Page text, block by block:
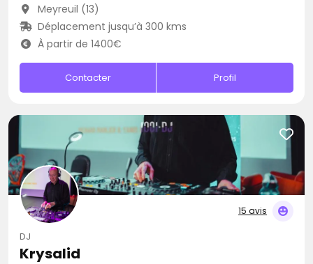
Meyreuil (13)
Déplacement jusqu’à 300 kms
À partir de 1400€
Contacter Profil
15 avis
DJ
Krysalid